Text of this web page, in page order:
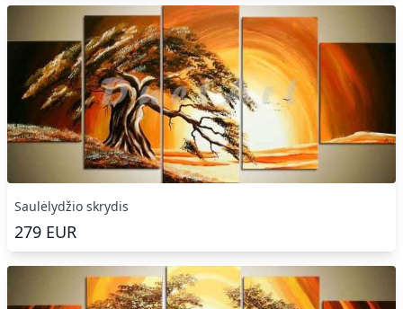
Saulėlydžio skrydis
279 EUR